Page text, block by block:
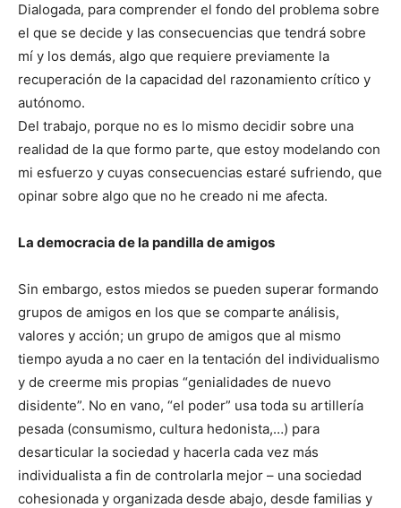
Dialogada, para comprender el fondo del problema sobre
el que se decide y las consecuencias que tendrá sobre
mí y los demás, algo que requiere previamente la
recuperación de la capacidad del razonamiento crítico y
autónomo.
Del trabajo, porque no es lo mismo decidir sobre una
realidad de la que formo parte, que estoy modelando con
mi esfuerzo y cuyas consecuencias estaré sufriendo, que
opinar sobre algo que no he creado ni me afecta.
La democracia de la pandilla de amigos
Sin embargo, estos miedos se pueden superar formando
grupos de amigos en los que se comparte análisis,
valores y acción; un grupo de amigos que al mismo
tiempo ayuda a no caer en la tentación del individualismo
y de creerme mis propias “genialidades de nuevo
disidente”. No en vano, “el poder” usa toda su artillería
pesada (consumismo, cultura hedonista,…) para
desarticular la sociedad y hacerla cada vez más
individualista a fin de controlarla mejor – una sociedad
cohesionada y organizada desde abajo, desde familias y